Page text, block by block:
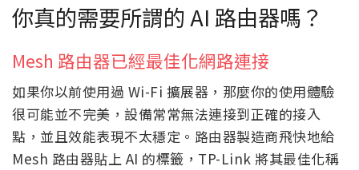
你真的需要所謂的 AI 路由器嗎？
Mesh 路由器已經最佳化網路連接
如果你以前使用過 Wi-Fi 擴展器，那麼你的使用體驗
很可能並不完美，設備常常無法連接到正確的接入
點，並且效能表現不太穩定。路由器製造商飛快地給
Mesh 路由器貼上 AI 的標籤，TP-Link 將其最佳化稱